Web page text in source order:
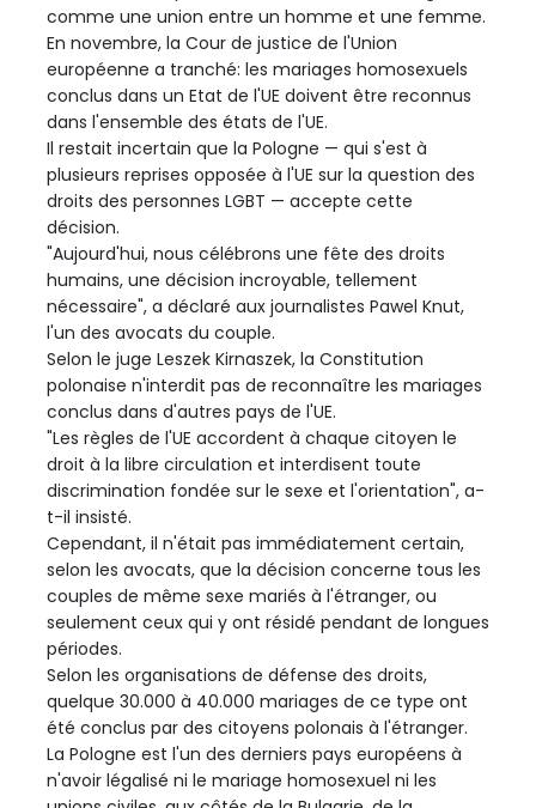
comme une union entre un homme et une femme.
En novembre, la Cour de justice de l'Union
européenne a tranché: les mariages homosexuels
conclus dans un Etat de l'UE doivent être reconnus
dans l'ensemble des états de l'UE.
Il restait incertain que la Pologne — qui s'est à
plusieurs reprises opposée à l'UE sur la question des
droits des personnes LGBT — accepte cette
décision.
"Aujourd'hui, nous célébrons une fête des droits
humains, une décision incroyable, tellement
nécessaire", a déclaré aux journalistes Pawel Knut,
l'un des avocats du couple.
Selon le juge Leszek Kirnaszek, la Constitution
polonaise n'interdit pas de reconnaître les mariages
conclus dans d'autres pays de l'UE.
"Les règles de l'UE accordent à chaque citoyen le
droit à la libre circulation et interdisent toute
discrimination fondée sur le sexe et l'orientation", a-
t-il insisté.
Cependant, il n'était pas immédiatement certain,
selon les avocats, que la décision concerne tous les
couples de même sexe mariés à l'étranger, ou
seulement ceux qui y ont résidé pendant de longues
périodes.
Selon les organisations de défense des droits,
quelque 30.000 à 40.000 mariages de ce type ont
été conclus par des citoyens polonais à l'étranger.
La Pologne est l'un des derniers pays européens à
n'avoir légalisé ni le mariage homosexuel ni les